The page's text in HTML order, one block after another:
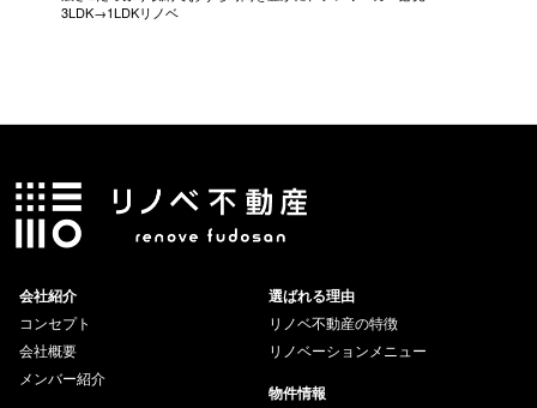
3LDK→1LDKリノベ
会社紹介
コンセプト
会社概要
メンバー紹介
選ばれる理由
リノベ不動産の特徴
リノベーションメニュー
物件情報